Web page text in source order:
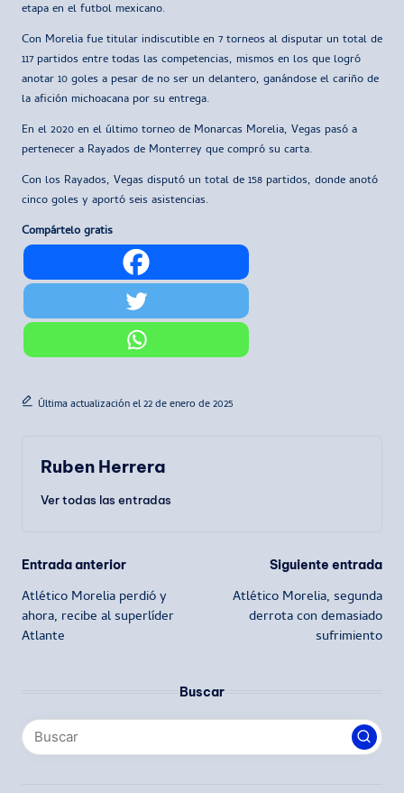
etapa en el futbol mexicano.
Con Morelia fue titular indiscutible en 7 torneos al disputar un total de
117 partidos entre todas las competencias, mismos en los que logró
anotar 10 goles a pesar de no ser un delantero, ganándose el cariño de
la afición michoacana por su entrega.
En el 2020 en el último torneo de Monarcas Morelia, Vegas pasó a
pertenecer a Rayados de Monterrey que compró su carta.
Con los Rayados, Vegas disputó un total de 158 partidos, donde anotó
cinco goles y aportó seis asistencias.
Compártelo gratis
Última actualización el 22 de enero de 2025
Ruben Herrera
Ver todas las entradas
Navegación
de
entradas
Entrada anterior
Atlético Morelia perdió y
ahora, recibe al superlíder
Atlante
Siguiente entrada
Atlético Morelia, segunda
derrota con demasiado
sufrimiento
Buscar